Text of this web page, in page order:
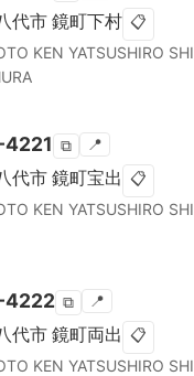
代市 鏡町下村 📋
KEN YATSUSHIRO SHI
⧉ 📍
代市 鏡町宝出 📋
KEN YATSUSHIRO SHI
⧉ 📍
代市 鏡町両出 📋
KEN YATSUSHIRO SHI